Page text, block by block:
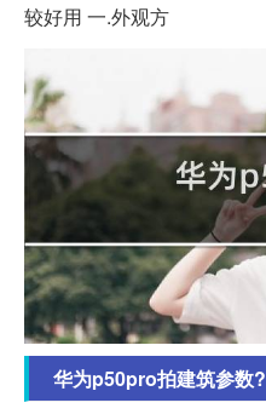
较好用 一.外观方
华为p50pro拍建筑参数?